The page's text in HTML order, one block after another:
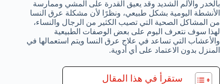
بالخدر والألم الشديد وقد يعيق القدرة على المشي وممارسة
الأنشطة اليومية بشكل طبيعي، ونظرًا لأن مشكلة عرق النسا
من المشاكل الصحية التي تصيب الكثير من الرجال والنساء،
لهذا سوف نتعرف اليوم على بعض الوصفات الطبيعية
والأعشاب التي تساعد في علاج عرق النسا ويتم استعمالها في
المنزل بدون الاعتماد على أي أدوية.
ستقرأ في هذا المقال